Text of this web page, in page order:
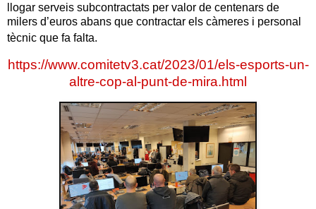
llogar serveis subcontractats per valor de centenars de
milers d’euros abans que contractar els càmeres i personal
tècnic que fa falta.
https://www.comitetv3.cat/2023/01/els-esports-un-
altre-cop-al-punt-de-mira.html